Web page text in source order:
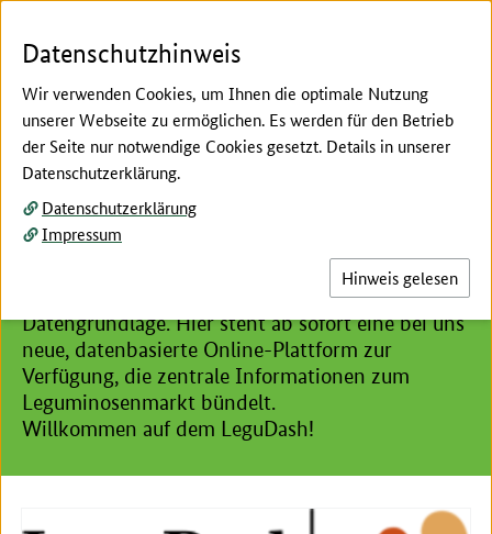
Hier beginnt der Hauptinhalt dieser Seite
LeguDash
Öle, Fette und Hülsenfrüchte
Wer mit Körnerleguminosen arbeitet, braucht
transparente Zahlen und eine fundierte
Datengrundlage. Hier steht ab sofort eine bei uns
neue, datenbasierte Online-Plattform zur
Verfügung, die zentrale Informationen zum
Leguminosenmarkt bündelt.
Willkommen auf dem LeguDash!
Datenschutzhinweis
Wir verwenden Cookies, um Ihnen die optimale Nutzung
unserer Webseite zu ermöglichen. Es werden für den Betrieb
der Seite nur notwendige Cookies gesetzt. Details in unserer
Datenschutzerklärung.
Datenschutzerklärung
Impressum
Hinweis gelesen